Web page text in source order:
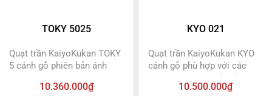
TOKY 5025
Quạt trần KaiyoKukan TOKY
5 cánh gỗ phiên bản ánh
gồm 5 chao đèn như một
10.360.000₫
KYO 021
Quạt trần KaiyoKukan KYO
cánh gỗ phù hợp với các
tân cổ điển, với đèn sang
10.500.000₫